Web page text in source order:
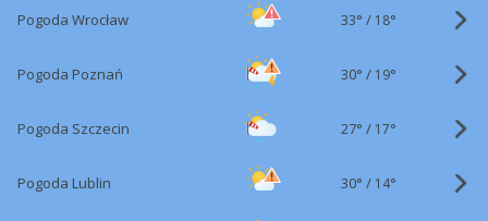
Pogoda Wrocław 33° / 18°
Pogoda Poznań 30° / 19°
Pogoda Szczecin 27° / 17°
Pogoda Lublin 30° / 14°